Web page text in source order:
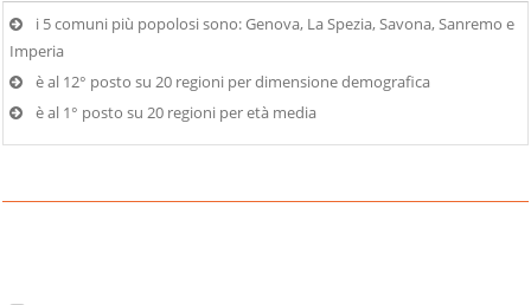
i 5 comuni più popolosi sono: Genova, La Spezia, Savona, Sanremo e
Imperia
è al 12° posto su 20 regioni per dimensione demografica
è al 1° posto su 20 regioni per età media